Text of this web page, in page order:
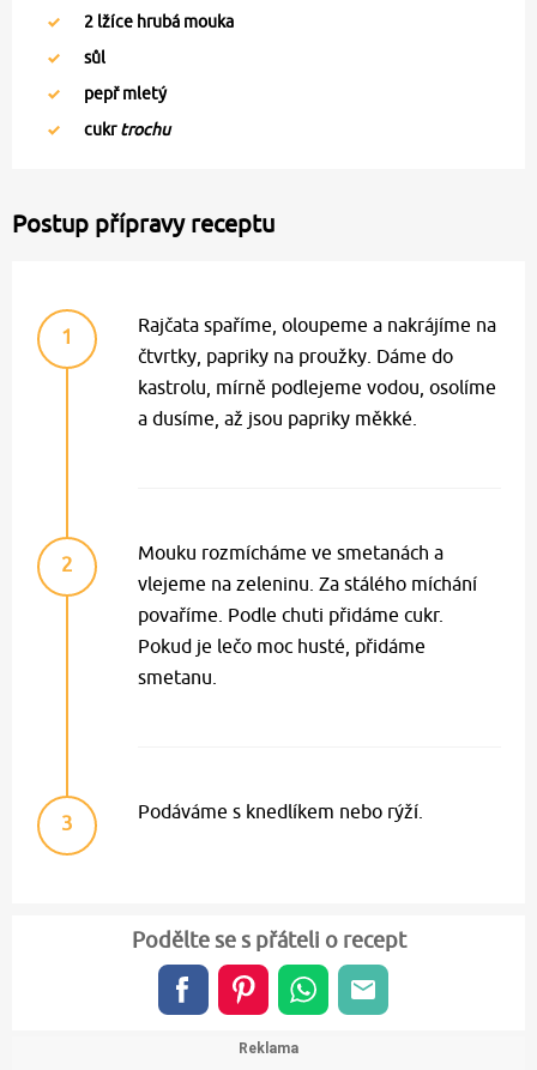
2 lžíce hrubá mouka
sůl
pepř mletý
cukrtrochu
Postup přípravy receptu
1
Rajčata spaříme, oloupeme a nakrájíme na
čtvrtky, papriky na proužky. Dáme do
kastrolu, mírně podlejeme vodou, osolíme
a dusíme, až jsou papriky měkké.
2
Mouku rozmícháme ve smetanách a
vlejeme na zeleninu. Za stálého míchání
povaříme. Podle chuti přidáme cukr.
Pokud je lečo moc husté, přidáme
smetanu.
3 Podáváme s knedlíkem nebo rýží.
Podělte se s přáteli o recept